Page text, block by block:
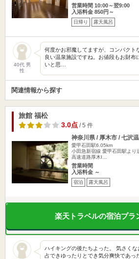
営業時間 10:00～翌9:00
入浴料金 850円～
日帰り 露天風呂
40代 男
性
何度かお邪魔してますが、コンパクト
良い温泉施設ですね。お値段もお財布
いと思…
関連情報から探す
旅館 福松
3.0点/ 5 件
神奈川県 / 厚木市 / 七沢
愛甲石田駅6.05km
小田急新宿線 愛甲石田駅よ
高速道路厚木I…
営業時間
入浴料金 ～
宿泊 露天風呂
楽天トラベルの宿泊プラ
ハイキングの後たちよった。 気さく
占できゆったりとでき気分爽快であっ